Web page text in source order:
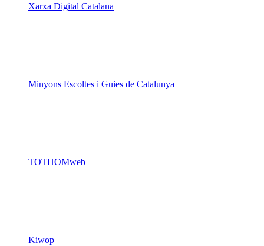
Xarxa Digital Catalana
Minyons Escoltes i Guies de Catalunya
TOTHOMweb
Kiwop